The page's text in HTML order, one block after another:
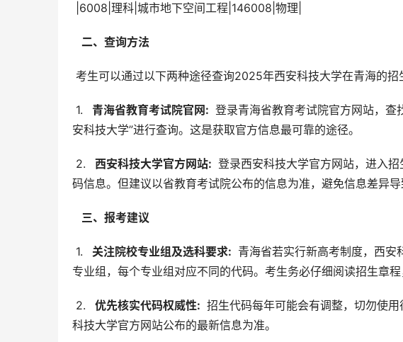
|6008|理科|城市地下空间工程|146008|物理|
  二、查询方法
考生可以通过以下两种途径查询2025年西安科技大学在青海的招
1.
  青海省教育考试院官网:
登录青海省教育考试院官方网站，查
安科技大学”进行查询。这是获取官方信息最可靠的途径。
2.
  西安科技大学官方网站:
登录西安科技大学官方网站，进入
码信息。但建议以省教育考试院公布的信息为准，避免信息差异导
  三、报考建议
1.
  关注院校专业组及选科要求:
青海省若实行新高考制度，西安
专业组，每个专业组对应不同的代码。考生务必仔细阅读招生章
2.
  优先核实代码权威性:
招生代码每年可能会有调整，切勿使
科技大学官方网站公布的最新信息为准。